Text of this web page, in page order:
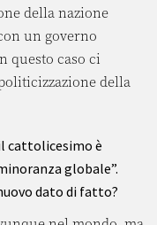
della nazione
un governo
questo caso ci
della
cattolicesimo è
globale”.
dato di fatto?